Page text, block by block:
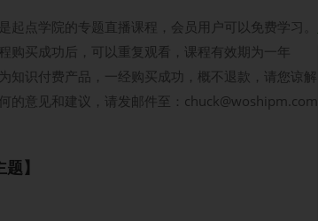
起点学院的专题直播课程，会员用户可以免费学习。
购买成功后，可以重复观看，课程有效期为一年
知识付费产品，一经购买成功，概不退款，请您谅解
的意见和建议，请发邮件至：
】